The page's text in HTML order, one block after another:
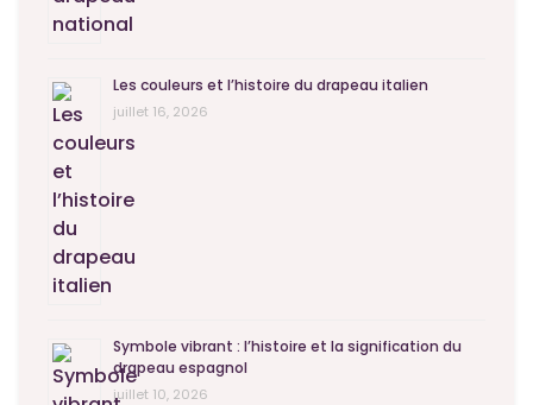
Les couleurs et l’histoire du drapeau italien
juillet 16, 2026
Symbole vibrant : l’histoire et la signification du
drapeau espagnol
juillet 10, 2026